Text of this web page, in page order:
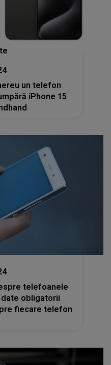
un telefon
iPhone 15
telefoanele
obligatorii
fiecare telefon